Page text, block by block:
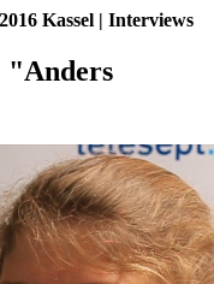
Kassel | Interviews
"Anders